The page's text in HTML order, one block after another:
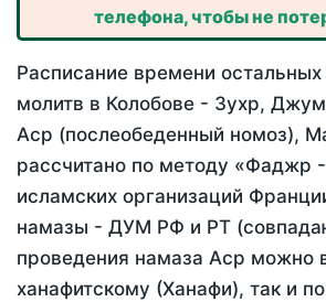
телефона, чтобы не
Расписание времени остальных
молитв в Колобове - Зухр,
Аср (послеобеденный номоз),
рассчитано по методу «Фаджр
исламских организаций
намазы - ДУМ РФ и РТ
проведения намаза Аср можно
ханафитскому (Ханафи), так и